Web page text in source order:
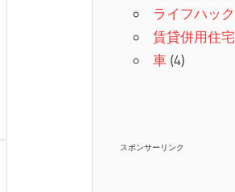
ライフハック
賃貸併用住宅
車(4)
スポンサーリンク